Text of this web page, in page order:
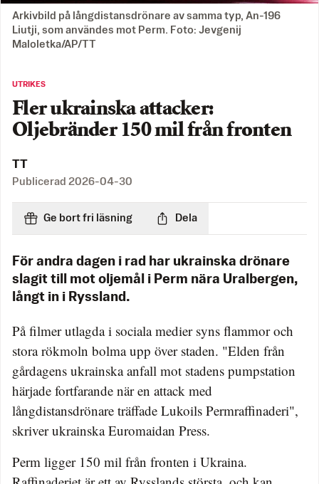
Arkivbild på långdistansdrönare av samma typ, An-196
Liutji, som användes mot Perm. Foto: Jevgenij
Maloletka/AP/TT
UTRIKES
Fler ukrainska attacker:
Oljebränder 150 mil från fronten
TT
Publicerad 2026-04-30
Ge bort fri läsning Dela
För andra dagen i rad har ukrainska drönare
slagit till mot oljemål i Perm nära Uralbergen,
långt in i Ryssland.
På filmer utlagda i sociala medier syns flammor och
stora rökmoln bolma upp över staden. "Elden från
gårdagens ukrainska anfall mot stadens pumpstation
härjade fortfarande när en attack med
långdistansdrönare träffade Lukoils Permraffinaderi",
skriver ukrainska Euromaidan Press.
Perm ligger 150 mil från fronten i Ukraina.